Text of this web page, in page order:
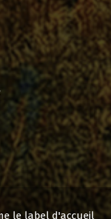
le label d'accueil